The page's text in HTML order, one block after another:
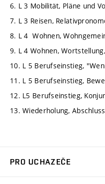
6. L 3 Mobilität, Pläne und
7. L 3 Reisen,
8. L 4 Wohnen,
9. L 4 Wohnen,
10. L 5 Berufseinstieg,
11. L 5 Berufseinstieg,
12. L5 Berufseinstieg,
13. Wiederholung,
PRO UCHAZEČE